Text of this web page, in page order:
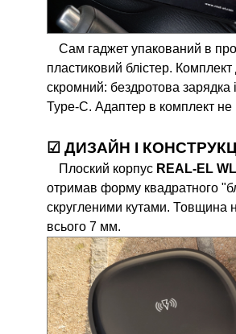
Сам гаджет упакований в
пластиковий блістер.
скромний: бездротова зарядка
Type-C. Адаптер в комплект не
☑ ДИЗАЙН І
Плоский корпус REAL-EL
отримав форму квадратного
скругленими кутами. Товщина
всього 7 мм.